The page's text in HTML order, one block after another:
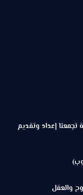
تجمعنا إعداد وتقديم
والعقل